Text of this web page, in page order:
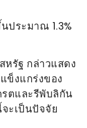
ประมาณ 1.3%
หรัฐ กล่าวแสดง
ข็งแกร่งของ
ตและรีพับลิกัน
ะเป็นปัจจัย